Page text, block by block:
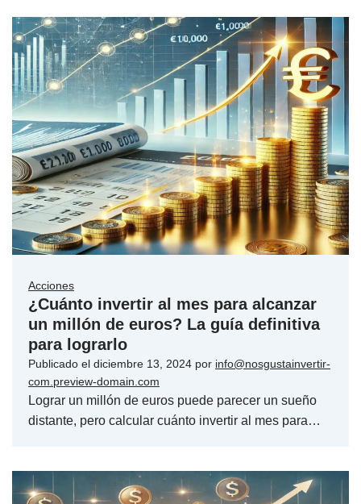
Acciones
¿Cuánto invertir al mes para alcanzar
un millón de euros? La guía definitiva
para lograrlo
Publicado el diciembre 13, 2024 por info@nosgustainvertir-
com.preview-domain.com
Lograr un millón de euros puede parecer un sueño
distante, pero calcular cuánto invertir al mes para…